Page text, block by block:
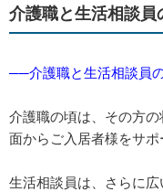
介護職と生活相談員
──介護職と生活相談員
介護職の頃は、その方
面からご入居者様をサポ
生活相談員は、さらに